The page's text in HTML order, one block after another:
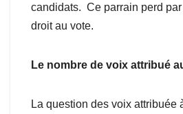
candidats. Ce parrain perd
droit au vote.
Le nombre de voix attribué
La question des voix attribuée